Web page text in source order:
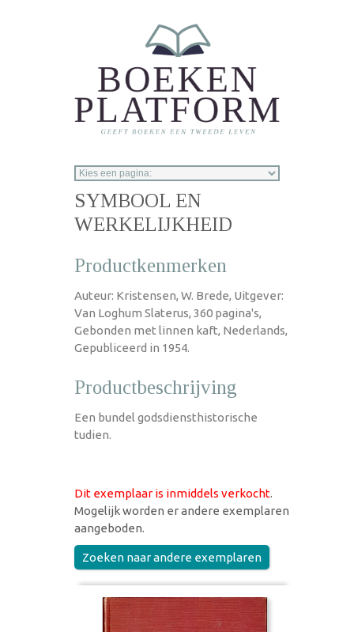
SYMBOOL EN
WERKELIJKHEID
Productkenmerken
Auteur: Kristensen, W. Brede, Uitgever:
Van Loghum Slaterus, 360 pagina's,
Gebonden met linnen kaft, Nederlands,
Gepubliceerd in 1954.
Productbeschrijving
Een bundel godsdiensthistorische
tudien.
Dit exemplaar is inmiddels verkocht.
Mogelijk worden er andere exemplaren
aangeboden.
Zoeken naar andere exemplaren